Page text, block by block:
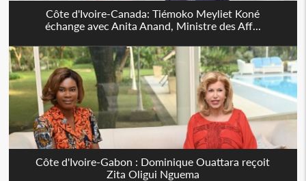
Côte d'Ivoire-Canada: Tiémoko Meyliet Koné
échange avec Anita Anand, Ministre des Aff...
Côte d'Ivoire-Gabon : Dominique Ouattara reçoit
Zita Oligui Nguema